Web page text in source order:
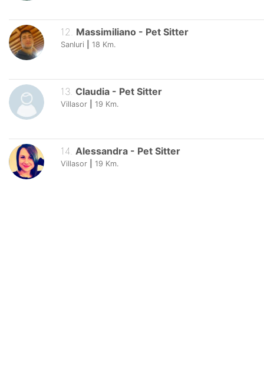
12 Massimiliano - Pet Sitter
Sanluri 18 Km.
13. Claudia - Pet Sitter
Villasor 19 Km.
14. Alessandra - Pet Sitter
Villasor 19 Km.